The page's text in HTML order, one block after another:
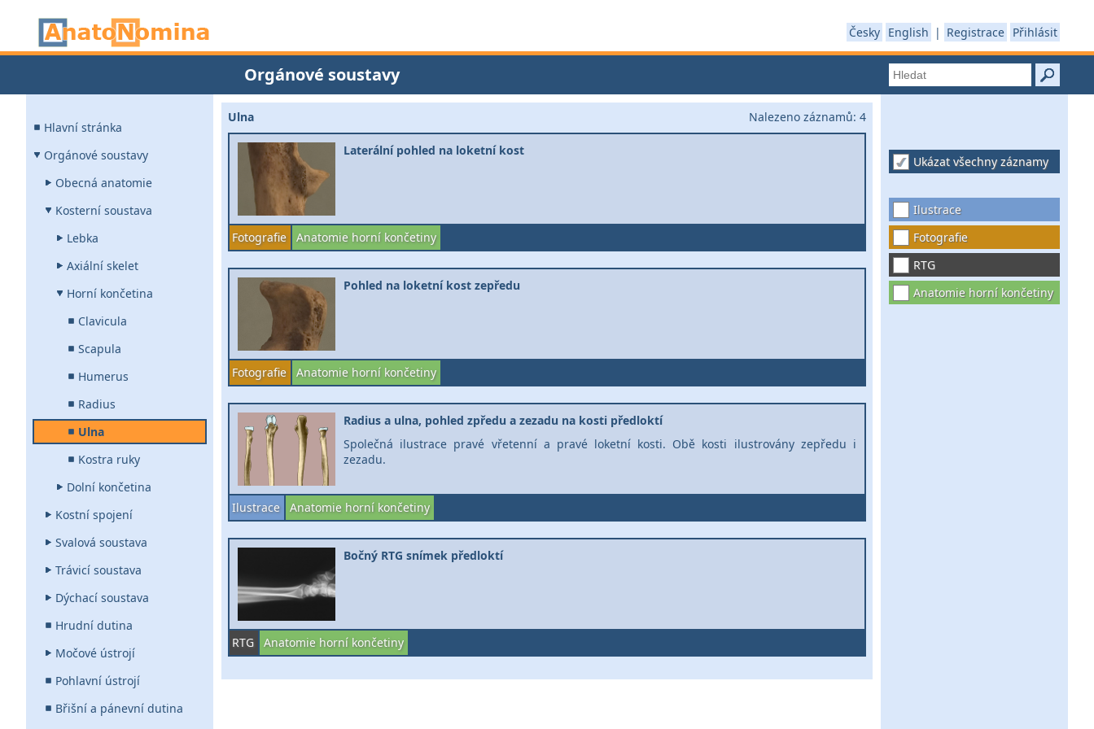
Česky English | Registrace Přihlásit
Orgánové soustavy
Hlavní stránka
Orgánové soustavy
Obecná anatomie
Kosterní soustava
Lebka
Axiální skelet
Horní končetina
Clavicula
Scapula
Humerus
Radius
Ulna
Kostra ruky
Dolní končetina
Kostní spojení
Svalová soustava
Trávicí soustava
Dýchací soustava
Hrudní dutina
Močové ústrojí
Pohlavní ústrojí
Břišní a pánevní dutina
Ulna Nalezeno záznamů: 4
Laterální pohled na loketní kost
Fotografie Anatomie horní končetiny
Pohled na loketní kost zepředu
Fotografie Anatomie horní končetiny
Radius a ulna, pohled zpředu a zezadu na kosti předloktí
Společná ilustrace pravé vřetenní a pravé loketní kosti. Obě kosti ilustrovány zepředu i
zezadu.
Ilustrace Anatomie horní končetiny
Bočný RTG snímek předloktí
RTG Anatomie horní končetiny
Ukázat všechny záznamy
Ilustrace
Fotografie
RTG
Anatomie horní končetiny